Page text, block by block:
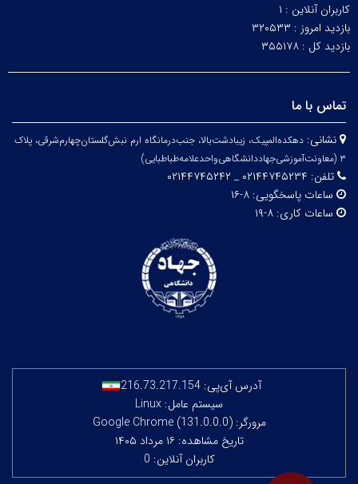
کاربران آنلاین : ۱
بازدید امروز : ۳۲۰۵۳۳
بازدید کل : ۳۵۵۱۷۸
تماس با ما
نشانی: دهکده‌المپیک، زیبا‌دشت‌بالا، جنب‌درمانگاه ارم نبش‌گلستان‌چهارم‌شرقی، پلاک
۳ (معاونت‌آموزشی‌جهاد‌دانشگاهی‌واحد‌علامه‌طباطبایی)
تلفن: ۰۲۱۴۴۷۴۵۲۳۴ _ ۰۲۱۴۴۷۴۵۲۴۲
ساعات پاسخگویی: ۸-۱۶
ساعات کاری: ۸-۱۹
آدرس آی‌پی: 216.73.217.154
سیستم عامل: Linux
مرورگر: Google Chrome (131.0.0.0)
تاریخ مشاهده: ۱۶ مرداد ۱۴۰۵
کاربران آنلاین: 0